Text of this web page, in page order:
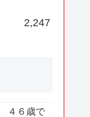
2,247
４６歳で